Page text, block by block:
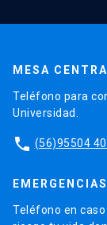
MESA
Teléfono para
Universidad.
phone (56)95504
Teléfono en